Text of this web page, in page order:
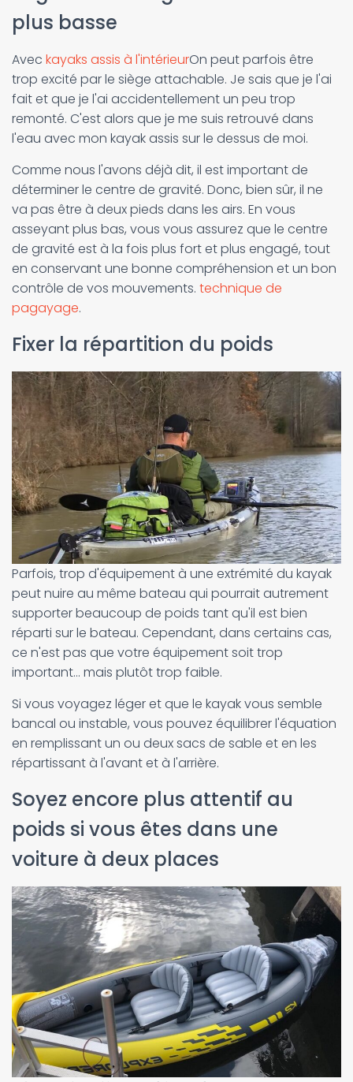
plus basse
Avec kayaks assis à l'intérieurOn peut parfois être
trop excité par le siège attachable. Je sais que je l'ai
fait et que je l'ai accidentellement un peu trop
remonté. C'est alors que je me suis retrouvé dans
l'eau avec mon kayak assis sur le dessus de moi.
Comme nous l'avons déjà dit, il est important de
déterminer le centre de gravité. Donc, bien sûr, il ne
va pas être à deux pieds dans les airs. En vous
asseyant plus bas, vous vous assurez que le centre
de gravité est à la fois plus fort et plus engagé, tout
en conservant une bonne compréhension et un bon
contrôle de vos mouvements. technique de
pagayage.
Fixer la répartition du poids
Parfois, trop d'équipement à une extrémité du kayak
peut nuire au même bateau qui pourrait autrement
supporter beaucoup de poids tant qu'il est bien
réparti sur le bateau. Cependant, dans certains cas,
ce n'est pas que votre équipement soit trop
important... mais plutôt trop faible.
Si vous voyagez léger et que le kayak vous semble
bancal ou instable, vous pouvez équilibrer l'équation
en remplissant un ou deux sacs de sable et en les
répartissant à l'avant et à l'arrière.
Soyez encore plus attentif au
poids si vous êtes dans une
voiture à deux places